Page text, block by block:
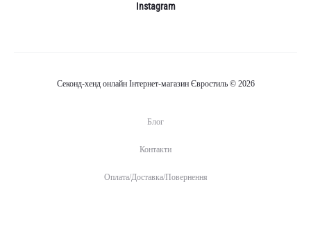
Instagram
Секонд-хенд онлайн Інтернет-магазин Євростиль © 2026
Блог
Контакти
Оплата/Доставка/Повернення